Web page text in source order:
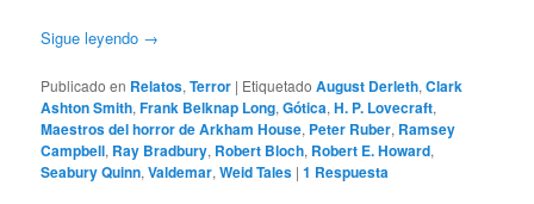
Sigue leyendo →
Publicado en Relatos,Terror | Etiquetado August Derleth,Clark
Ashton Smith,Frank Belknap Long,Gótica,H. P. Lovecraft,
Maestros del horror de Arkham House, Peter Ruber, Ramsey
Campbell, Ray Bradbury, Robert Bloch, Robert E. Howard,
Seabury Quinn,Valdemar,Weid Tales |1 Respuesta